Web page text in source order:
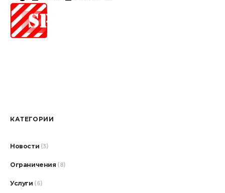
КАТЕГОРИИ
Новости (3)
Ограничения (8)
Услуги (6)